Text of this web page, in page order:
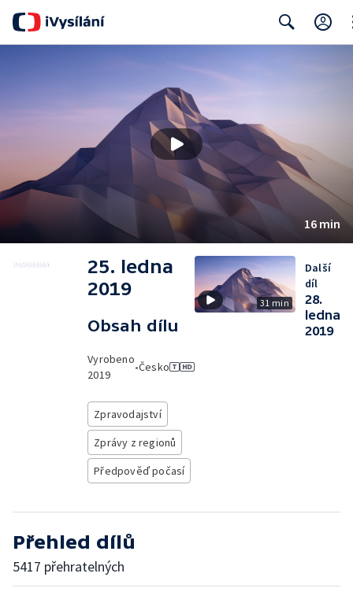
16 min
25. ledna
2019
Obsah dílu
Vyrobeno
2019
•Česko
Zpravodajství
Zprávy z regionů
Předpověď počasí
31 min
Další
díl
28.
ledna
2019
Přehled dílů
5417 přehratelných